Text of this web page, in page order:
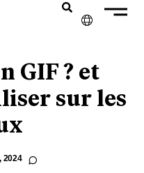
ENGLISH
NEDERLANDS
GIF ? et
sur les
2024